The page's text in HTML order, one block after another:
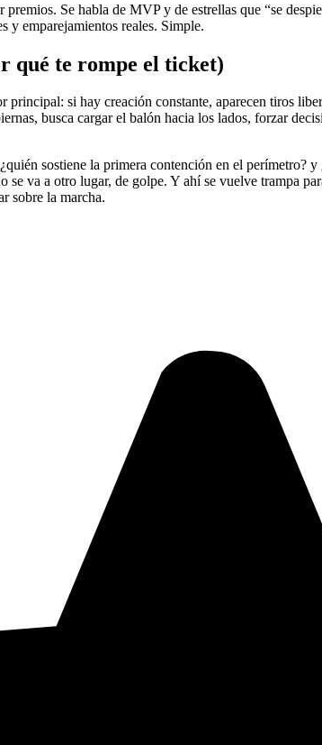
Se habla de MVP y de estrellas que “se
y emparejamientos reales. Simple.
qué te rompe el ticket)
principal: si hay creación constante, aparecen tiros
busca cargar el balón hacia los lados, forzar
sostiene la primera contención en el
se va a otro lugar, de golpe. Y ahí se vuelve trampa
sobre la marcha.